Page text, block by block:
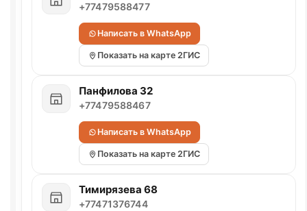
+77479588477
Написать в WhatsApp
Показать на карте 2ГИС
Панфилова 32
+77479588467
Написать в WhatsApp
Показать на карте 2ГИС
Тимирязева 68
+77471376744